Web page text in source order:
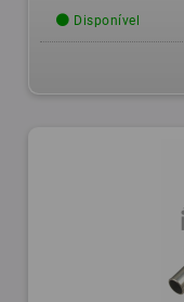
Disponível